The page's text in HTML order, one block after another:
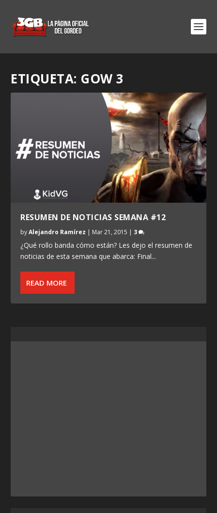
ETIQUETA: GOW 3
RESUMEN DE NOTICIAS SEMANA #12
byAlejandro Ramírez | Mar 21, 2015 | 3
¿Qué rollo banda cómo están? Les dejo el resumen de
noticias de esta semana que abarca: Final...
READ MORE